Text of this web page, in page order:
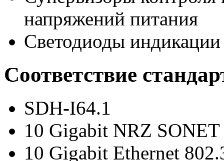
напряжений питания
Светодиоды индикации
Соответствие
SDH-I64.1
10 Gigabit NRZ SONET
10 Gigabit Ethernet